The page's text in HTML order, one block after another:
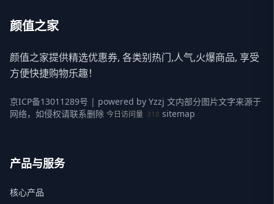
颜值之家
颜值之家提供精选优惠券, 各类别热门,人气,火爆商品, 享受
方便快捷购物乐趣！
京ICP备13011289号 | powered by Yzzj 文内部分图片文字来源于
网络，如侵权请联系删除 今日访问量 318 sitemap
产品与服务
核心产品